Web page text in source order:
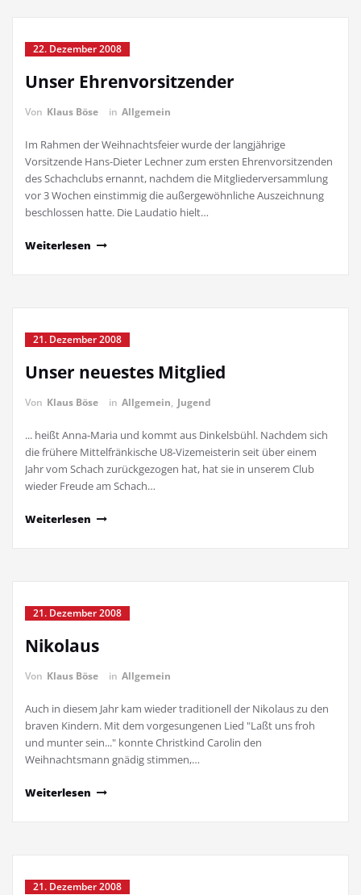
22. Dezember 2008
Unser Ehrenvorsitzender
Von Klaus Böse in Allgemein
Im Rahmen der Weihnachtsfeier wurde der langjährige
Vorsitzende Hans-Dieter Lechner zum ersten Ehrenvorsitzenden
des Schachclubs ernannt, nachdem die Mitgliederversammlung
vor 3 Wochen einstimmig die außergewöhnliche Auszeichnung
beschlossen hatte. Die Laudatio hielt…
Weiterlesen
21. Dezember 2008
Unser neuestes Mitglied
Von Klaus Böse in Allgemein, Jugend
... heißt Anna-Maria und kommt aus Dinkelsbühl. Nachdem sich
die frühere Mittelfränkische U8-Vizemeisterin seit über einem
Jahr vom Schach zurückgezogen hat, hat sie in unserem Club
wieder Freude am Schach…
Weiterlesen
21. Dezember 2008
Nikolaus
Von Klaus Böse in Allgemein
Auch in diesem Jahr kam wieder traditionell der Nikolaus zu den
braven Kindern. Mit dem vorgesungenen Lied "Laßt uns froh
und munter sein..." konnte Christkind Carolin den
Weihnachtsmann gnädig stimmen,…
Weiterlesen
21. Dezember 2008